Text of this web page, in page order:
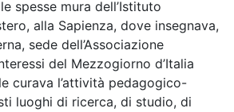
spesse mura dell’Istituto
alla Sapienza, dove insegnava,
sede dell’Associazione
del Mezzogiorno d’Italia
curava l’attività pedagogico-
luoghi di ricerca, di studio, di